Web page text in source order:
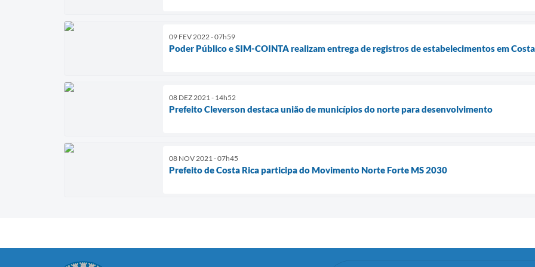
09 FEV 2022 - 07h59
Poder Público e SIM-COINTA realizam entrega de registros de estabelecimentos em
08 DEZ 2021 - 14h52
Prefeito Cleverson destaca união de municípios do norte para desenvolvimento
08 NOV 2021 - 07h45
Prefeito de Costa Rica participa do Movimento Norte Forte MS 2030